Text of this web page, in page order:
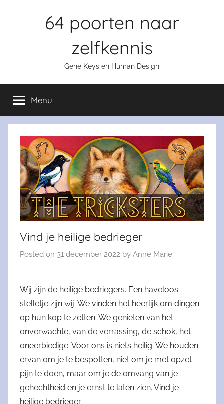
64 poorten naar
zelfkennis
Gene Keys en Human Design
Menu
Vind je heilige bedrieger
Posted on 31 december 2022 by Anne Marie
Wij zijn de heilige bedriegers. Een haveloos
stelletje zijn wij. We vinden het heerlijk om dingen
op hun kop te zetten. We genieten van het
onverwachte, van de verrassing, de schok, het
oneerbiedige. Voor ons is niets heilig. We houden
ervan om je te bespotten, niet om je met opzet
pijn te doen, maar om je de omvang van je
gehechtheid en je ernst te laten zien. Vind je
heilige bedrieger.